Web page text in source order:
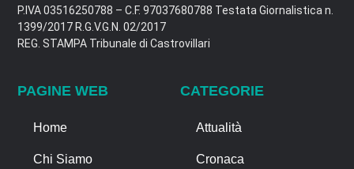
P.IVA 03516250788 – C.F. 97037680788 Testata Giornalistica n.
1399/2017 R.G.V.G.N. 02/2017
REG. STAMPA Tribunale di Castrovillari
PAGINE WEB
Home
Chi Siamo
CATEGORIE
Attualità
Cronaca